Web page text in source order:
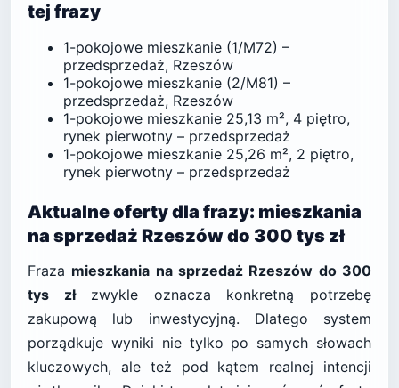
tej frazy
1-pokojowe mieszkanie (1/M72) –
przedsprzedaż, Rzeszów
1-pokojowe mieszkanie (2/M81) –
przedsprzedaż, Rzeszów
1-pokojowe mieszkanie 25,13 m², 4 piętro,
rynek pierwotny – przedsprzedaż
1-pokojowe mieszkanie 25,26 m², 2 piętro,
rynek pierwotny – przedsprzedaż
Aktualne oferty dla frazy: mieszkania
na sprzedaż Rzeszów do 300 tys zł
Fraza mieszkania na sprzedaż Rzeszów do 300
tys złzwykle oznacza konkretną potrzebę
zakupową lub inwestycyjną. Dlatego system
porządkuje wyniki nie tylko po samych słowach
kluczowych, ale też pod kątem realnej intencji